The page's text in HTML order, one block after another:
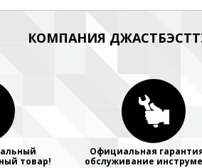
КОМПАНИЯ
товар!
Официальная
обслуживание